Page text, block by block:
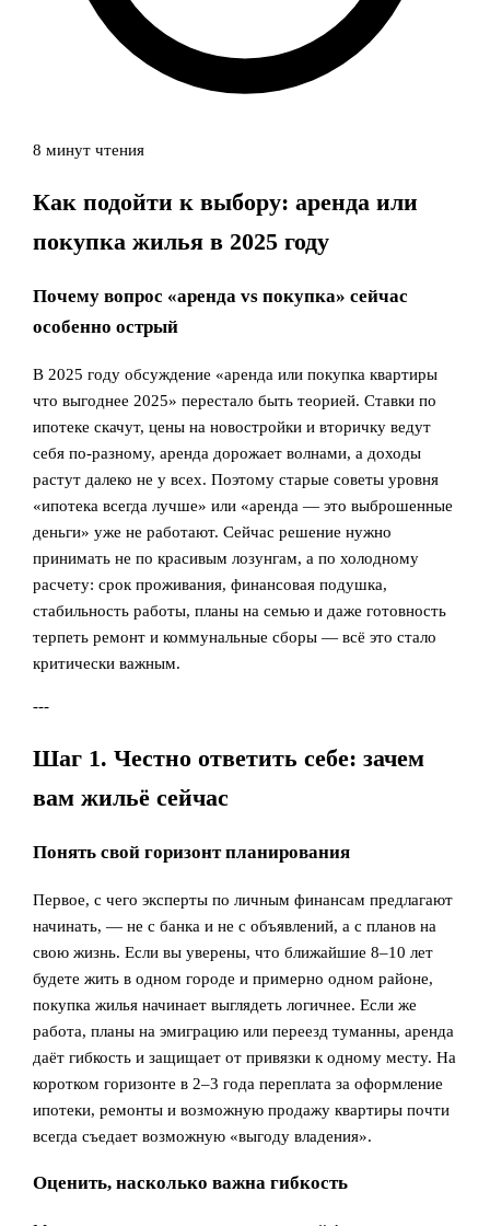
8 минут чтения
Как подойти к выбору: аренда или
покупка жилья в 2025 году
Почему вопрос «аренда vs покупка» сейчас
особенно острый
В 2025 году обсуждение «аренда или покупка квартиры
что выгоднее 2025» перестало быть теорией. Ставки по
ипотеке скачут, цены на новостройки и вторичку ведут
себя по‑разному, аренда дорожает волнами, а доходы
растут далеко не у всех. Поэтому старые советы уровня
«ипотека всегда лучше» или «аренда — это выброшенные
деньги» уже не работают. Сейчас решение нужно
принимать не по красивым лозунгам, а по холодному
расчету: срок проживания, финансовая подушка,
стабильность работы, планы на семью и даже готовность
терпеть ремонт и коммунальные сборы — всё это стало
критически важным.
---
Шаг 1. Честно ответить себе: зачем
вам жильё сейчас
Понять свой горизонт планирования
Первое, с чего эксперты по личным финансам предлагают
начинать, — не с банка и не с объявлений, а с планов на
свою жизнь. Если вы уверены, что ближайшие 8–10 лет
будете жить в одном городе и примерно одном районе,
покупка жилья начинает выглядеть логичнее. Если же
работа, планы на эмиграцию или переезд туманны, аренда
даёт гибкость и защищает от привязки к одному месту. На
коротком горизонте в 2–3 года переплата за оформление
ипотеки, ремонты и возможную продажу квартиры почти
всегда съедает возможную «выгоду владения».
Оценить, насколько важна гибкость